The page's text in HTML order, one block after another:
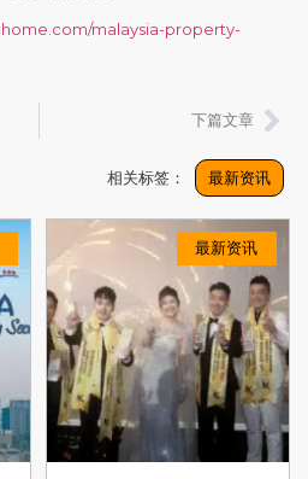
malaysia-property-
下篇文章
最新资讯
相关标签： 最新资讯